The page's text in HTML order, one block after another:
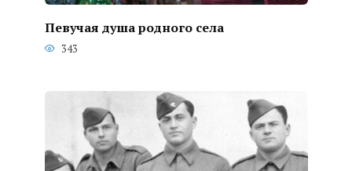
Певучая душа родного села
343